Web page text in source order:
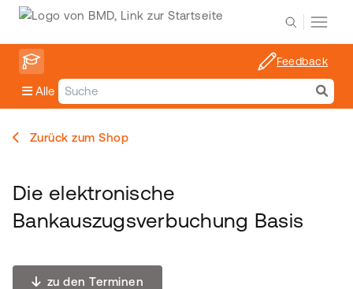
Alle
Feedback
Zurück zum Shop
Die elektronische
Bankauszugsverbuchung Basis
zu den Terminen